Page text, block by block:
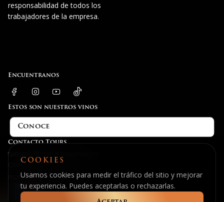
responsabilidad de todos los
trabajadores de la empresa.
Encuentranos
Estos son nuestros vinos
Conoce
Contacto Tours
turismo@maturanawinery.cl
maturana@maturanawinery.cl
COOKIES
Usamos cookies para medir el tráfico del sitio y mejorar
tu experiencia. Puedes aceptarlas o rechazarlas.